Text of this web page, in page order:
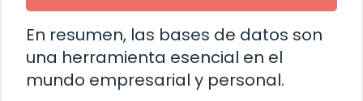
En resumen, las bases de datos son
una herramienta esencial en el
mundo empresarial y personal.